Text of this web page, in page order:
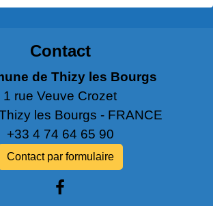
Contact
de Thizy les Bourgs
1 rue Veuve Crozet
les Bourgs - FRANCE
+33 4 74 64 65 90
Contact par formulaire